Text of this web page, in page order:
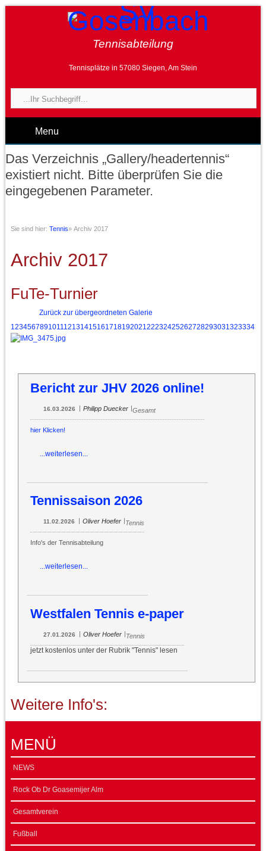
Tennisabteilung
Tennisplätze in 57080 Siegen, Am Stein
Menu
Das Verzeichnis „Gallery/headertennis“
existiert nicht. Bitte überprüfen Sie die
eingegebenen Parameter.
Sie sind hier: Tennis» Archiv 2017
Archiv 2017
FuTe-Turnier
Zurück zur übergeordneten Galerie
1 234567891011 12131415161718192021 22232425262728293031 32333435
Bericht zur JHV 2026 online!
16.03.2026 | Philipp Duecker |Gesamt
hier Klicken!
...weiterlesen...
Tennissaison 2026
11.02.2026 Oliver Hoefer Tennis
Info's der Tennisabteilung
...weiterlesen...
Westfalen Tennis e-paper
27.01.2026 | Oliver Hoefer |Tennis
jetzt kostenlos unter der Rubrik "Tennis" lesen
Weitere Info's:
MENÜ
NEWS
Rock Ob Dr Goasemijer Alm
Gesamtverein
Fußball